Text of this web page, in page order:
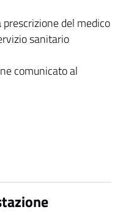
del medico
sanitario
comunicato al